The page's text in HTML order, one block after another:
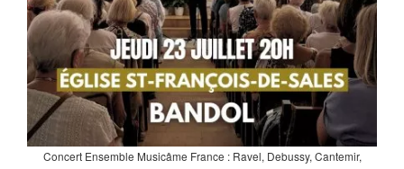
Concert Ensemble Musicâme France : Ravel, Debussy, Cantemir,